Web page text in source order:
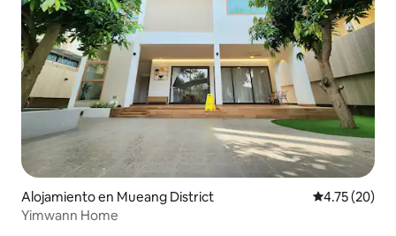
Alojamiento en Mueang District Calificación
4.75 (20)
Yimwann Home